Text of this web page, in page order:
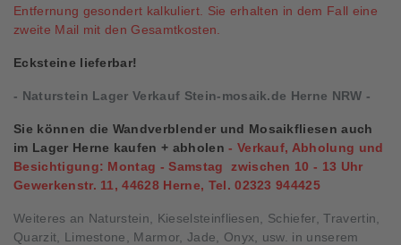
Entfernung gesondert kalkuliert. Sie erhalten in dem Fall eine
zweite Mail mit den Gesamtkosten.
Ecksteine lieferbar!
- Naturstein Lager Verkauf Stein-mosaik.de Herne NRW -
Sie können die Wandverblender und Mosaikfliesen auch
im Lager Herne kaufen + abholen - Verkauf, Abholung und
Besichtigung: Montag - Samstag zwischen 10 - 13 Uhr
Gewerkenstr. 11, 44628 Herne, Tel. 02323 944425
Weiteres an Naturstein, Kieselsteinfliesen, Schiefer, Travertin,
Quarzit, Limestone, Marmor, Jade, Onyx, usw. in unserem